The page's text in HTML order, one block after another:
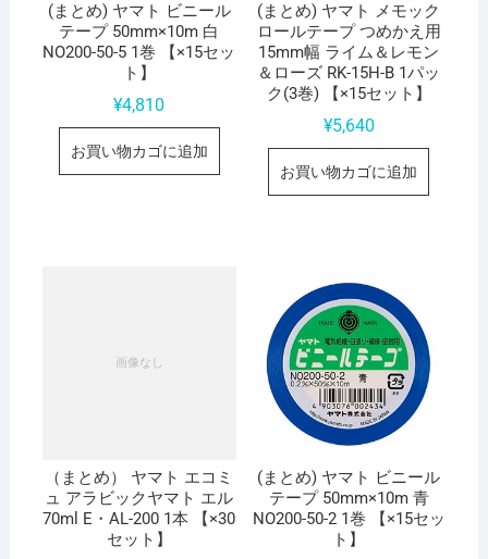
(まとめ) ヤマト ビニール
テープ 50mm×10m 白
NO200-50-5 1巻 【×15セッ
ト】
¥4,810
お買い物カゴに追加
(まとめ) ヤマト メモック
ロールテープ つめかえ用
15mm幅 ライム＆レモン
＆ローズ RK-15H-B 1パッ
ク(3巻) 【×15セット】
¥5,640
お買い物カゴに追加
（まとめ） ヤマト エコミ
ュ アラビックヤマト エル
70ml E・AL-200 1本 【×30
セット】
(まとめ) ヤマト ビニール
テープ 50mm×10m 青
NO200-50-2 1巻 【×15セッ
ト】